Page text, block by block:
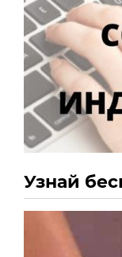
Узнай